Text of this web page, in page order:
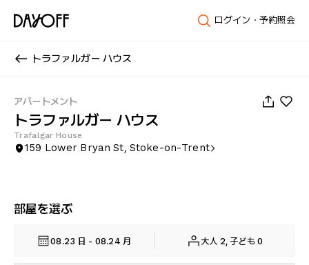
ログイン・予約照会
トラファルガー ハウス
アパートメント
トラファルガー ハウス
Trafalgar House
159 Lower Bryan St, Stoke-on-Trent
部屋を選ぶ
08.23 日 - 08.24 月 大人 2, 子ども 0